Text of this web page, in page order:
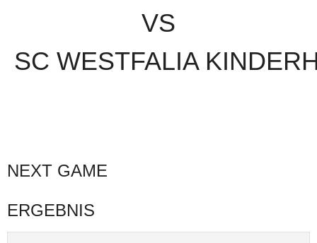
VS
SC WESTFALIA
NEXT GAME
ERGEBNIS